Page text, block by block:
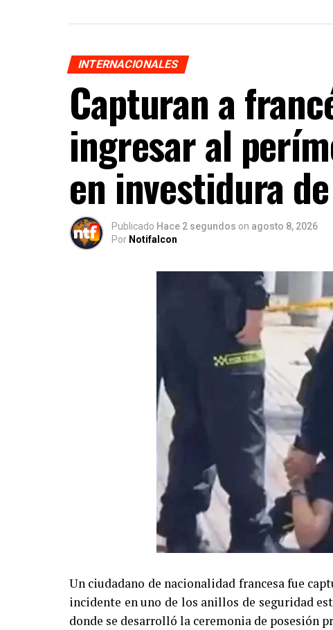
INTERNACIONALES
Capturan a
ingresar al
en investidura
Publicado Hace 2 segundos on agosto 8, 2026
Por Notifalcon
Un ciudadano de nacionalidad francesa fue
incidente en uno de los anillos de seguridad
donde se desarrolló la ceremonia de posesión